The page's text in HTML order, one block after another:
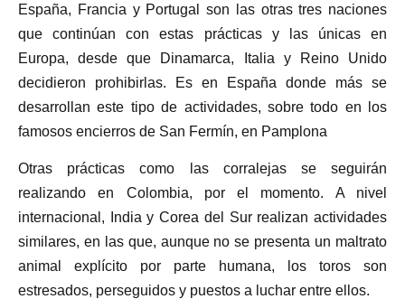
España, Francia y Portugal son las otras tres naciones
que continúan con estas prácticas y las únicas en
Europa, desde que Dinamarca, Italia y Reino Unido
decidieron prohibirlas. Es en España donde más se
desarrollan este tipo de actividades, sobre todo en los
famosos encierros de San Fermín, en Pamplona
Otras prácticas como las corralejas se seguirán
realizando en Colombia, por el momento. A nivel
internacional, India y Corea del Sur realizan actividades
similares, en las que, aunque no se presenta un maltrato
animal explícito por parte humana, los toros son
estresados, perseguidos y puestos a luchar entre ellos.